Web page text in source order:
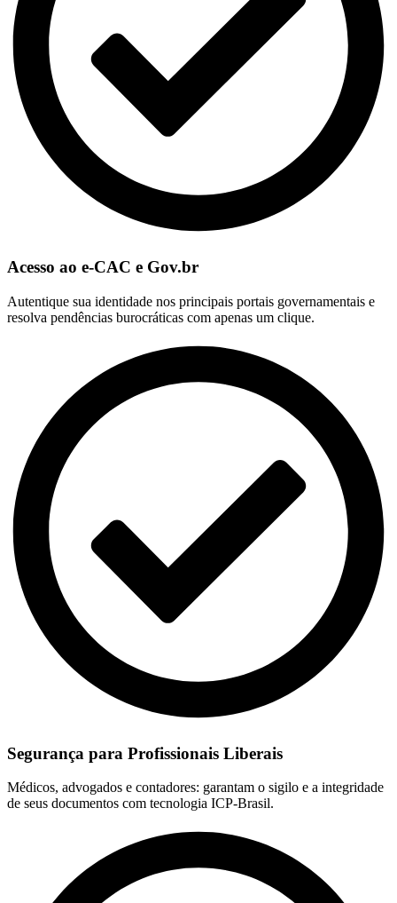
Acesso ao e-CAC e Gov.br
Autentique sua identidade nos principais portais governamentais e
resolva pendências burocráticas com apenas um clique.
Segurança para Profissionais Liberais
Médicos, advogados e contadores: garantam o sigilo e a integridade
de seus documentos com tecnologia ICP-Brasil.